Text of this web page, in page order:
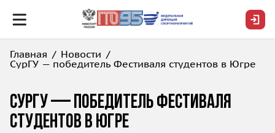
Главная
Новости
СурГУ — победитель Фестиваля студентов в Югре
СурГУ — победитель Фестиваля
студентов в Югре